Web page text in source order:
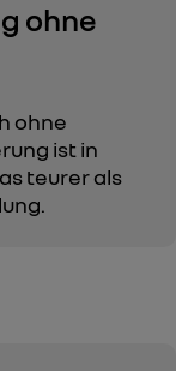
ohne
ohne
ist in
teurer als